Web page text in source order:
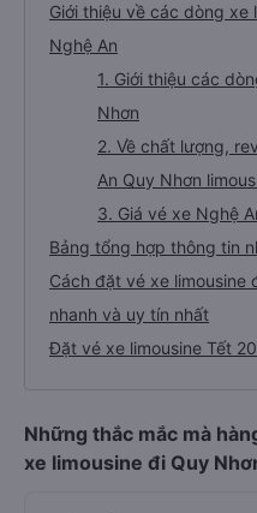
Giới thiệu về các dòng xe
Nghệ An
1. Giới thiệu các
Nhơn
2. Về chất lượng,
An Quy Nhơn
3. Giá vé xe Nghệ
Bảng tổng hợp thông tin
Cách đặt vé xe limousine
nhanh và uy tín nhất
Đặt vé xe limousine Tết
Những thắc mắc mà
xe limousine đi Quy